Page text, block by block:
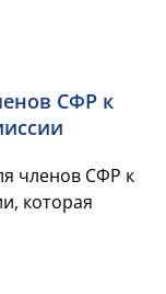
СФР к
членов СФР к
которая